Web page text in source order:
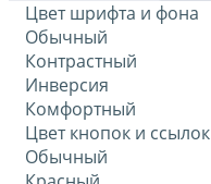
Цвет шрифта и фона
Обычный
Контрастный
Инверсия
Комфортный
Цвет кнопок и ссылок
Обычный